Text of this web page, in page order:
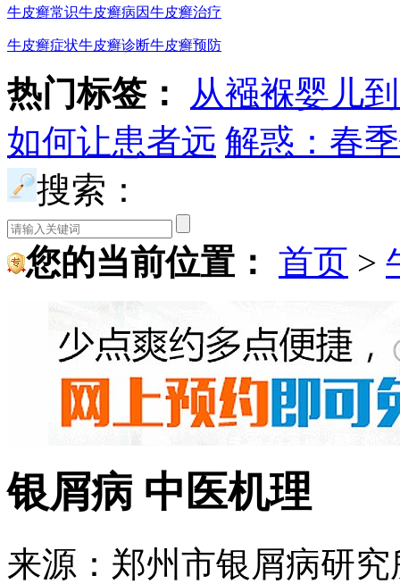
牛皮癣常识牛皮癣病因牛皮癣治疗
牛皮癣症状牛皮癣诊断牛皮癣预防
热门标签：
从襁褓婴儿
如何让患者远 解惑：春
搜索：
您的当前位置： 首页 >
银屑病 中医机理
来源：郑州市银屑病研